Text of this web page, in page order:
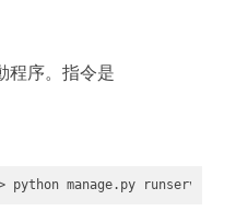
程序。指令是
manage.py runserver